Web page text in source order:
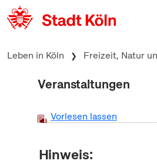
zum Inhalt springen
Leben in Köln Freizeit, Natur
Veranstaltungen
Vorlesen lassen
Hinweis: